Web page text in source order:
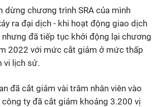
dừng chương trình SRA của mình
ra đại dịch - khi hoạt động giao dịch
đã tiếp tục khởi động lại chương
2022 với mức cắt giảm ở mức thấp
vi lịch sử.
đã cắt giảm vài trăm nhân viên vào
công ty đã cắt giảm khoảng 3.200 vị